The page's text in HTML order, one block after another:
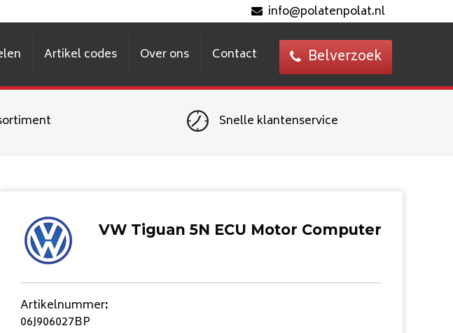
info@polatenpolat.nl
Artikel codes Over ons Contact Belverzoek
Snelle klantenservice
VW Tiguan 5N ECU Motor Computer
Artikelnummer:
06J906027BP